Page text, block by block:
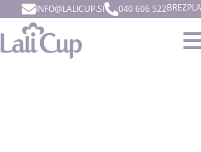
INFO@LALICUP.SI 040 606 522